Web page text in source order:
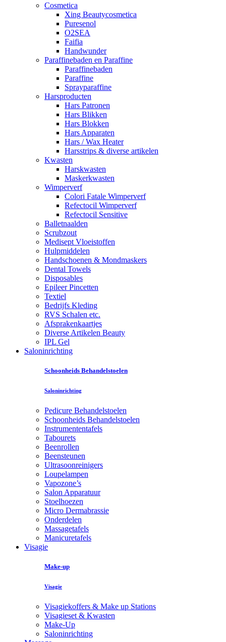
Cosmetica
Xing Beautycosmetica
Puresenol
O2SEA
Faifia
Handwunder
Paraffinebaden en Paraffine
Paraffinebaden
Paraffine
Sprayparaffine
Harsproducten
Hars Patronen
Hars Blikken
Hars Blokken
Hars Apparaten
Hars / Wax Heater
Harsstrips & diverse artikelen
Kwasten
Harskwasten
Maskerkwasten
Wimperverf
Colori Fatale Wimperverf
Refectocil Wimperverf
Refectocil Sensitive
Balletnaalden
Scrubzout
Medisept Vloeistoffen
Hulpmiddelen
Handschoenen & Mondmaskers
Dental Towels
Disposables
Epileer Pincetten
Textiel
Bedrijfs Kleding
RVS Schalen etc.
Afsprakenkaartjes
Diverse Artikelen Beauty
IPL Gel
Saloninrichting
Schoonheids Behandelstoelen
Saloninrichting
Pedicure Behandelstoelen
Schoonheids Behandelstoelen
Instrumententafels
Tabourets
Beenrollen
Beensteunen
Ultrasoonreinigers
Loupelampen
Vapozone’s
Salon Apparatuur
Stoelhoezen
Micro Dermabrassie
Onderdelen
Massagetafels
Manicuretafels
Visagie
Make-up
Visagie
Visagiekoffers & Make up Stations
Visagieset & Kwasten
Make-Up
Saloninrichting